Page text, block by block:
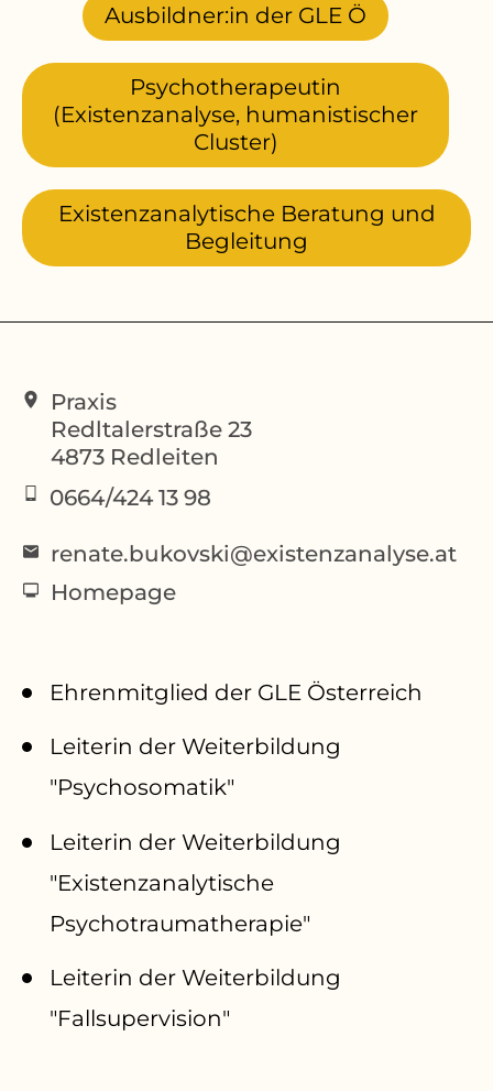
Ausbildner:in der GLE Ö
Psychotherapeutin
(Existenzanalyse, humanistischer
Cluster)
Existenzanalytische Beratung und
Begleitung
Praxis
Redltalerstraße 23
4873 Redleiten
0664/424 13 98
renate.bukovski@existenzanalyse.at
Homepage
Ehrenmitglied der GLE Österreich
Leiterin der Weiterbildung
"Psychosomatik"
Leiterin der Weiterbildung
"Existenzanalytische
Psychotraumatherapie"
Leiterin der Weiterbildung
"Fallsupervision"